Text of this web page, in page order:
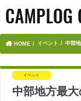
HOME イベント 中部
イベント
中部地方最